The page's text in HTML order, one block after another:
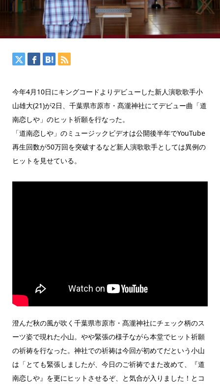
今年4月10日にキングコードよりデビューした新人演歌歌手小
山雄大(21)が2日、千葉県市原市・髙瀧神社にてデビュー曲「道
南恋しや」のヒット祈願を行なった。
「道南恋しや」のミュージックビデオは公開後半年でYouTube
再生回数が50万回を突破するなど新人演歌歌手としては異例の
ヒットを見せている。
澄んだ秋の風が吹く千葉県市原市・髙瀧神社にチェック柄のス
ーツ姿で現れた小山。やや緊張の様子ながら本堂でヒット祈願
の祈祷を行なった。神社での祈祷は今回が初めてだという小山
は「とても緊張しましたが、今日のご祈祷でまた改めて、『道
南恋しや』を更にヒットさせるぞ、と気合が入りました！とコ